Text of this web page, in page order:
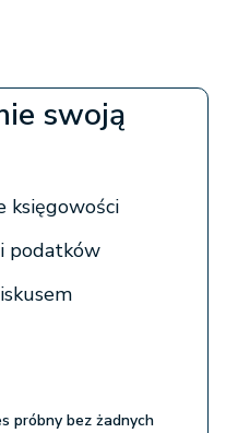
swoją
księgowości
podatków
próbny bez żadnych